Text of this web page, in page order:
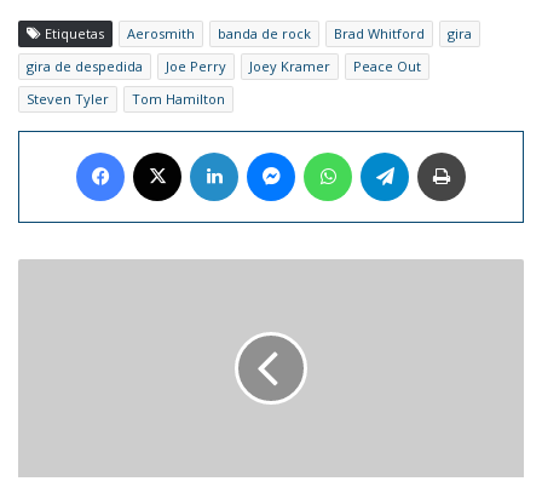
Etiquetas Aerosmith banda de rock Brad Whitford
gira
gira de despedida
Joe Perry Joey Kramer
Peace Out
Steven Tyler
Tom Hamilton
Facebook LinkedIn MessengerWhatsAppTelegram
Mundial